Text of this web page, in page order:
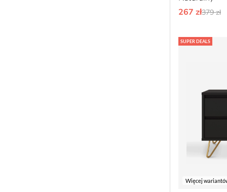
267 zł379 zł
SUPER DEALS
Więcej